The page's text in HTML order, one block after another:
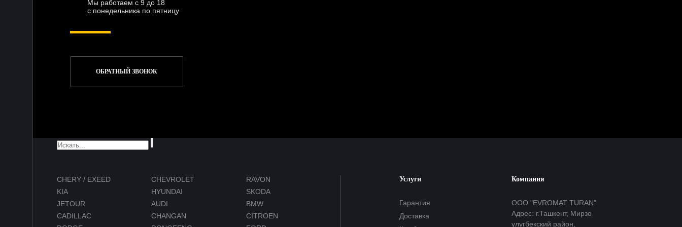
Мы работаем с 9 до 18
с понедельника по пятницу
ОБРАТНЫЙ ЗВОНОК
CHERY / EXEED CHEVROLET
RAVON
KIA
HYUNDAI
SKODA
JETOUR
AUDI
BMW
CADILLAC
CHANGAN
CITROEN
Услуги
Гарантия
Доставка
Компания
ООО "EVROMAT TURAN"
Адрес: г.Ташкент, Мирзо
улугбекский район,